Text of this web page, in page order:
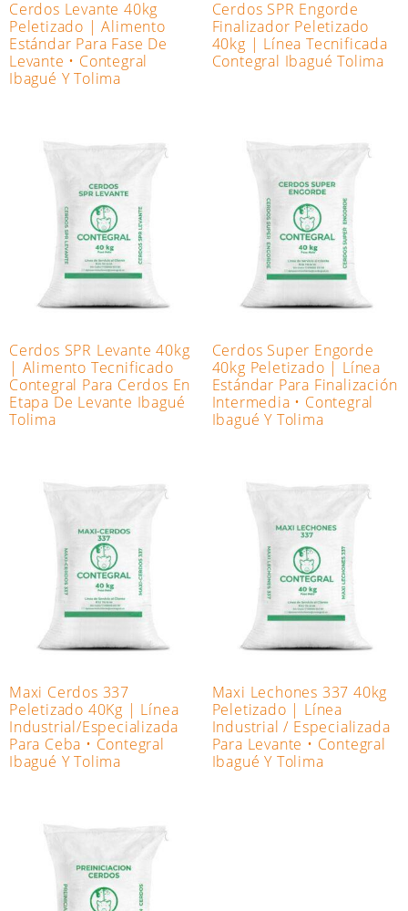
Cerdos Levante 40kg
Peletizado | Alimento
Estándar Para Fase De
Levante • Contegral
Ibagué Y Tolima
Cerdos SPR Engorde
Finalizador Peletizado
40kg | Línea Tecnificada
Contegral Ibagué Tolima
Cerdos SPR Levante 40kg
| Alimento Tecnificado
Contegral Para Cerdos En
Etapa De Levante Ibagué
Tolima
Cerdos Super Engorde
40kg Peletizado | Línea
Estándar Para Finalización
Intermedia • Contegral
Ibagué Y Tolima
Maxi Cerdos 337
Peletizado 40Kg | Línea
Industrial/Especializada
Para Ceba • Contegral
Ibagué Y Tolima
Maxi Lechones 337 40kg
Peletizado | Línea
Industrial / Especializada
Para Levante • Contegral
Ibagué Y Tolima